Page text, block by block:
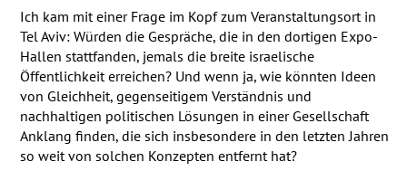
Ich kam mit einer Frage im Kopf zum Veranstaltungsort in
Tel Aviv: Würden die Gespräche, die in den dortigen Expo-
Hallen stattfanden, jemals die breite israelische
Öffentlichkeit erreichen? Und wenn ja, wie könnten Ideen
von Gleichheit, gegenseitigem Verständnis und
nachhaltigen politischen Lösungen in einer Gesellschaft
Anklang finden, die sich insbesondere in den letzten Jahren
so weit von solchen Konzepten entfernt hat?